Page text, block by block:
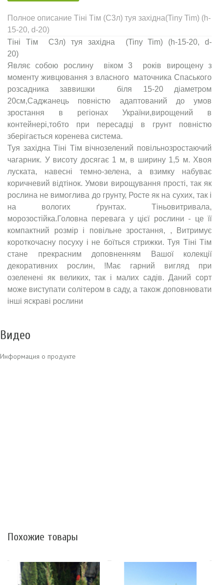
Полное описание Тіні Тім (С3л) туя західна(Tiny Tim) (h-
15-20, d-20)
Тіні Тім С3л) туя західна (Tiny Tim) (h-15-20, d-
Являє собою рослину віком 3 років вирощену з
моменту живцювання з власного маточника Спаського
розсадника заввишки біля 15-20 діаметром
20см,Саджанець повністю адаптований до умов
зростання в регіонах України,вирощений в
контейнері,тобто при пересадці в грунт повністю
зберігається коренева система.
Туя західна Тіні Тім вічнозелений повільнозростаючий
чагарник. У висоту досягає 1 м, в ширину 1,5 м. Хвоя
луската, навесні темно-зелена, а взимку набуває
коричневий відтінок. Умови вирощування прості, так як
рослина не вимоглива до грунту, Росте як на сухих, так і
на вологих ґрунтах. Тіньовитривала,
морозостійка.Головна перевага у цієї рослини - це її
компактний розмір і повільне зростання, , Витримує
короткочасну посуху і не боїться стрижки. Туя Тіні Тім
стане прекрасним доповненням Вашої колекції
декоративних рослин, !Має гарний вигляд при
озеленені як великих, так і малих садів. Даний сорт
може виступати солітером в саду, а також доповнювати
інші яскраві рослини
Видео
Информация о продукте
Похожие товары